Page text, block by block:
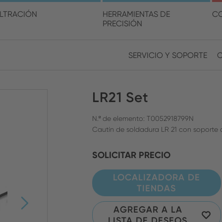
HERRAMIENTAS DE
PRECISIÓN
CERRAR BÚSQUEDA
SERVICIO Y SOPORTE
su ubicación y su
LR21 Set
N.º de elemento: T0052918799N
Cautín de soldadura LR 21 con soporte
SOLICITAR PRECIO
LOCALIZADORA DE
TIENDAS
AGREGAR A LA